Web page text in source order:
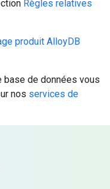
Règles relatives
produit AlloyDB
de données vous
nos services de